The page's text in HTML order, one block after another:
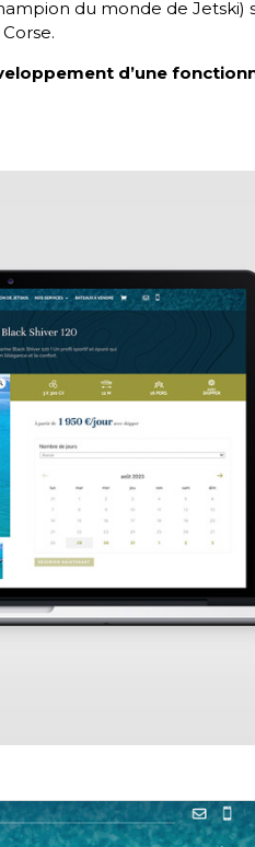
du monde de Jetski)
d’une